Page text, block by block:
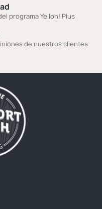
programa Yelloh! Plus
de nuestros clientes